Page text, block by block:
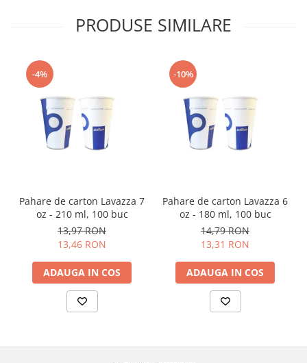
PRODUSE SIMILARE
-4%
Pahare de carton Lavazza 7
oz - 210 ml, 100 buc
13,97 RON
13,46 RON
ADAUGA IN COS
-10%
Pahare de carton Lavazza 6
oz - 180 ml, 100 buc
14,79 RON
13,31 RON
ADAUGA IN COS